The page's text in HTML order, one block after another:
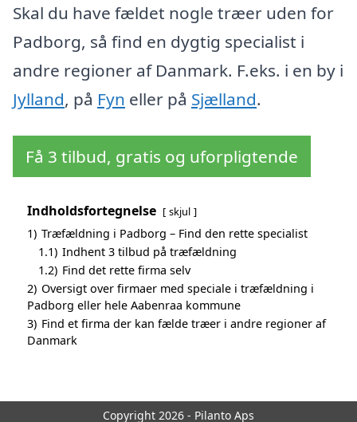
Skal du have fældet nogle træer uden for
Padborg, så find en dygtig specialist i
andre regioner af Danmark. F.eks. i en by i
Jylland, på Fyn eller på Sjælland.
Få 3 tilbud, gratis og uforpligtende
Indholdsfortegnelse skjul
1) Træfældning i Padborg – Find den rette specialist
1.1) Indhent 3 tilbud på træfældning
1.2) Find det rette firma selv
2) Oversigt over firmaer med speciale i træfældning i
Padborg eller hele Aabenraa kommune
3) Find et firma der kan fælde træer i andre regioner af
Danmark
Copyright 2026 - Pilanto Aps